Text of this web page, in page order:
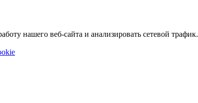
нашего веб-сайта и анализировать сетевой трафик.